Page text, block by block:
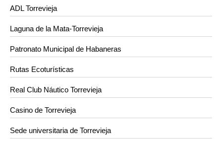
ADL Torrevieja
Laguna de la Mata-Torrevieja
Patronato Municipal de Habaneras
Rutas Ecoturísticas
Real Club Náutico Torrevieja
Casino de Torrevieja
Sede universitaria de Torrevieja